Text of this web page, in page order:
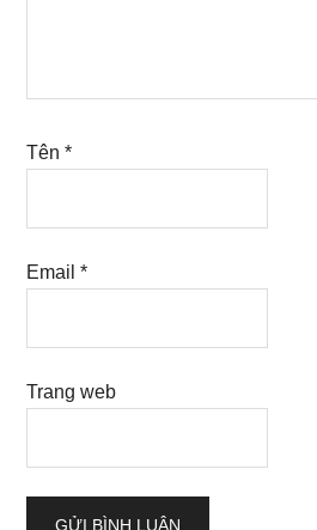
Tên*
Email*
Trang web